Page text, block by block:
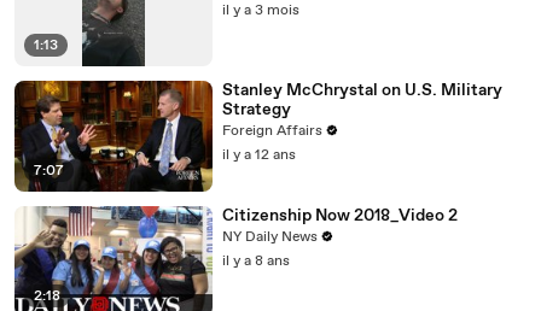
1:13
il y a 3 mois
7:07
Stanley McChrystal on U.S. Military
Strategy
Foreign Affairs
il y a 12 ans
2:18
Citizenship Now 2018_Video 2
NY Daily News
il y a 8 ans